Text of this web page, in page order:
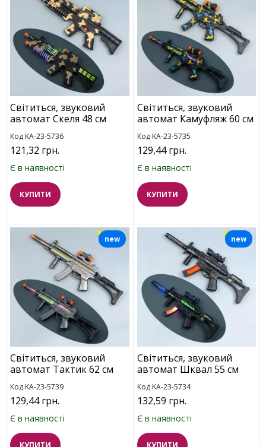
Світиться, звуковий
автомат Скеля 48 см
Код KA-23-5736
121,32 грн.
Є в наявності
КУПИТИ
Світиться, звуковий
автомат Камуфляж 60 см
Код KA-23-5735
129,44 грн.
Є в наявності
КУПИТИ
Світиться, звуковий
автомат Тактик 62 см
Код KA-23-5739
129,44 грн.
Є в наявності
new
КУПИТИ
Світиться, звуковий
автомат Шквал 55 см
Код KA-23-5734
132,59 грн.
Є в наявності
new
КУПИТИ